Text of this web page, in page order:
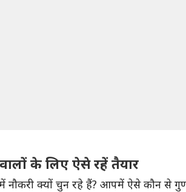
के लिए ऐसे रहें तैयार
नौकरी क्यों चुन रहे हैं? आपमें ऐसे कौन से